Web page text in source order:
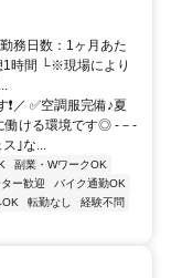
務日数：1ヶ月あた
1時間 └※現場により
／ ✅空調服完備♪夏
働ける環境です◎ -－-
｣な...
副業・WワークOK
ー歓迎
バイク通勤OK
OK 転勤なし
経験不問